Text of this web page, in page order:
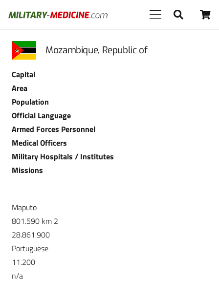
Mozambique, Republic of
Capital
Area
Population
Official Language
Armed Forces Personnel
Medical Officers
Military Hospitals / Institutes
Missions
Maputo
801.590 km 2
28.861.900
Portuguese
11.200
n/a